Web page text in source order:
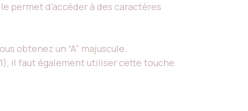
permet d’accéder à des caractères
obtenez un “A” majuscule.
il faut également utiliser cette touche.